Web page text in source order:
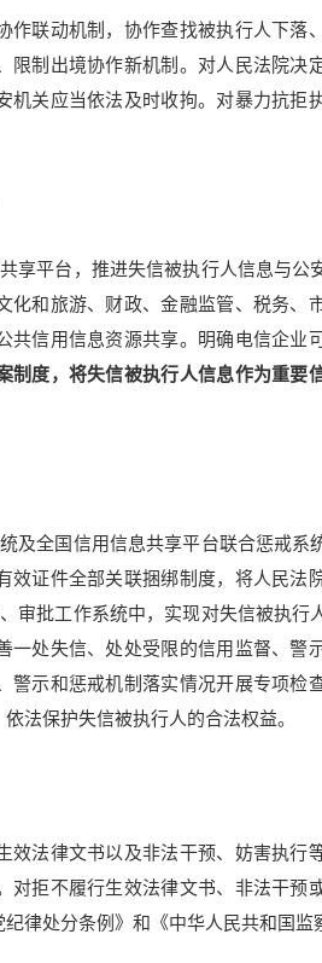
联动机制，协作查找被执行人下落
限制出境协作新机制。 对人民法院决
机关应当依法及时收拘。 对暴力抗拒
享平台，推进失信被执行人信息与公
化和旅游、财政、金融监管、税务、
信用信息资源共享。
明确电信企业
制度，将失信被执行人信息作为重要
及全国信用信息共享平台联合惩戒系
效证件全部关联捆绑制度，将人民法
审批工作系统中，实现对失信被执行
处失信、处处受限的信用监督、警
示和惩戒机制落实情况开展专项检
法保护失信被执行人的合法权益。
效法律文书以及非法干预、妨害执行
对拒不履行生效法律文书、非法干预
律处分条例》和《中华人民共和国监